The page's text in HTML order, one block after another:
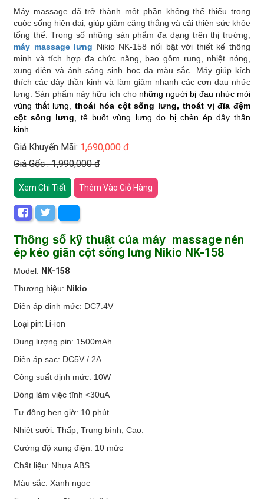
Máy massage đã trở thành một phần không thể thiếu trong
cuộc sống hiện đại, giúp giảm căng thẳng và cải thiện sức khỏe
tổng thể. Trong số những sản phẩm đa dạng trên thị trường,
máy massage lưng Nikio NK-158 nổi bật với thiết kế thông
minh và tích hợp đa chức năng, bao gồm rung, nhiệt nóng,
xung điện và ánh sáng sinh học đa màu sắc. Máy giúp kích
thích các dây thần kinh và làm giảm nhanh các cơn đau nhức
lưng. Sản phẩm này hữu ích cho những người bị đau nhức mỏi
vùng thắt lưng,thoái hóa cột sống lưng, thoát vị đĩa đệm
cột sống lưng , tê buốt vùng lưng do bị chèn ép dây thần
kinh...
Giá Khuyến Mãi: 1,690,000 đ
Giá Gốc : 1,990,000 đ
Xem Chi Tiết Thêm Vào Giỏ Hàng
Thông số kỹ thuật của máy massage nén
ép kéo giãn cột sống lưng Nikio NK-158
Model: NK-158
Thương hiệu: Nikio
Điện áp định mức: DC7.4V
Loại pin: Li-ion
Dung lượng pin: 1500mAh
Điện áp sạc: DC5V / 2A
Công suất định mức: 10W
Dòng làm việc tĩnh <30uA
Tự động hẹn giờ: 10 phút
Nhiệt sưởi: Thấp, Trung bình, Cao.
Cường độ xung điện: 10 mức
Chất liệu: Nhựa ABS
Màu sắc: Xanh ngọc